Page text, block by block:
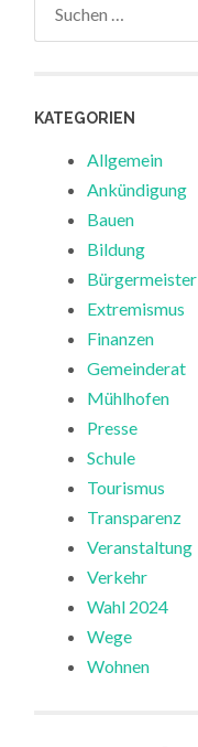
KATEGORIEN
Allgemein
Ankündigung
Bauen
Bildung
Bürgermeister
Extremismus
Finanzen
Gemeinderat
Mühlhofen
Presse
Schule
Tourismus
Transparenz
Veranstaltung
Verkehr
Wahl 2024
Wege
Wohnen